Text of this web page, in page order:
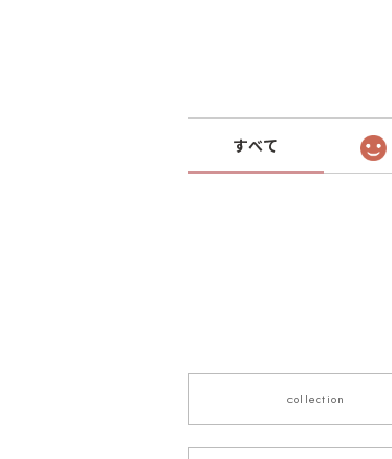
すべて
collection